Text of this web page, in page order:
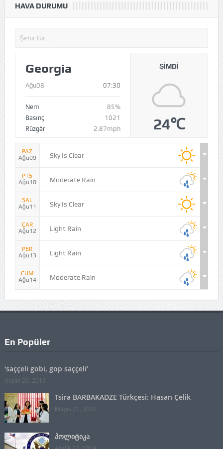
HAVA DURUMU
Georgia
Ağu08 07:30
Nem
85%
Basınç
1021
Rüzgâr
2.87mph
ŞIMDI
24℃
PAZ
Ağu09
Sky Is Clear
PTS
Ağu10
Moderate Rain
SAL
Ağu11
Sky Is Clear
ÇAR
Ağu12
Light Rain
PER
Ağu13
Light Rain
CUM
Ağu14
Moderate Rain
En Popüler
‘saççeli gobi, gop saççeli’
Aralık 29, 2019
Tsira BARBAKADZE Türkçesi: Hasan Çelik
Mayıs 21, 2022
პოლიტიკა